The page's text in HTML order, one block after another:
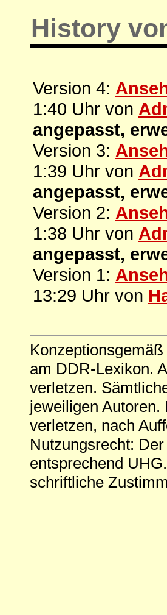
History
Version 4:
1:40 Uhr von
angepasst,
Version 3:
1:39 Uhr von
angepasst,
Version 2:
1:38 Uhr von
angepasst,
Version 1:
13:29 Uhr von
Konzeptionsgemäß
am DDR-Lexikon.
verletzen.
jeweiligen
verletzen, nach
Nutzungsrecht:
entsprechend
schriftliche